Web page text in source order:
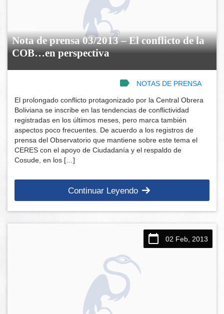
Nota de prensa 03/2013 – El conflicto de la
COB…en perspectiva
NOTAS DE PRENSA
El prolongado conflicto protagonizado por la Central Obrera
Boliviana se inscribe en las tendencias de conflictividad
registradas en los últimos meses, pero marca también
aspectos poco frecuentes. De acuerdo a los registros de
prensa del Observatorio que mantiene sobre este tema el
CERES con el apoyo de Ciudadanía y el respaldo de
Cosude, en los […]
Continuar Leyendo
02 Feb, 2013